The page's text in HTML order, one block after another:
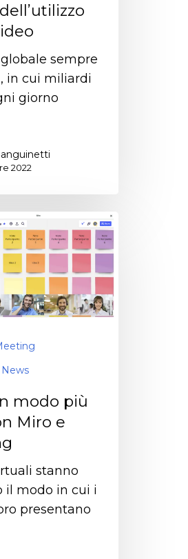
sempre
in cui miliardi
giorno
2022
modo più
Miro e
stanno
il modo in cui i
presentano